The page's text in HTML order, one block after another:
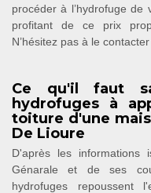
procéder à l’hydrofuge
profitant de ce prix
N’hésitez pas à le contacter
Ce qu'il faut
hydrofuges à
toiture d'une
De Lioure
D'après les informations
Génarale et de ses
hydrofuges repoussent